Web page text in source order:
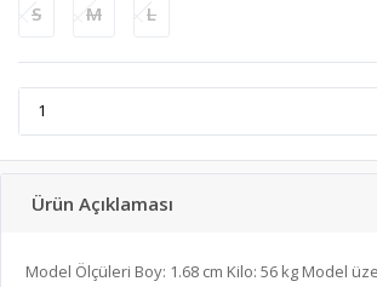
S M L
Ürün Açıklaması
Model Ölçüleri Boy: 1.68 cm Kilo: 56 kg Model